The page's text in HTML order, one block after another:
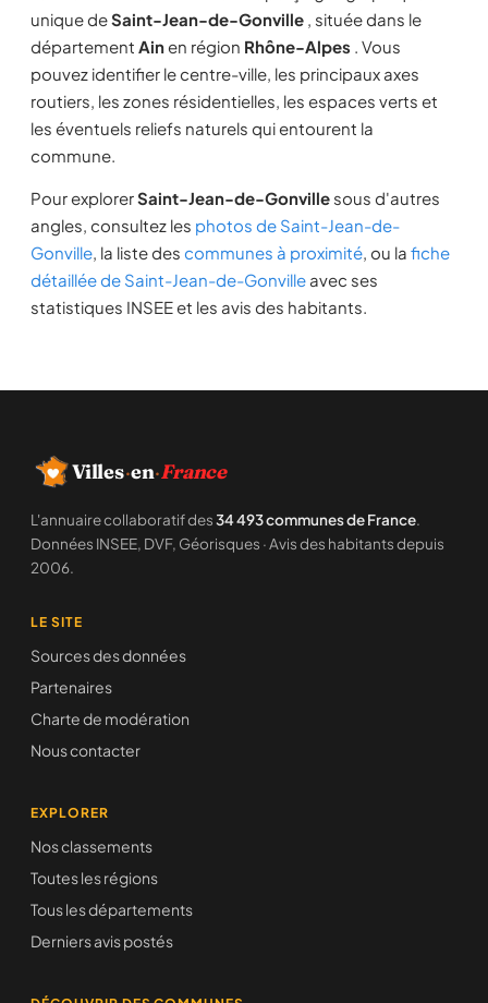
unique deSaint-Jean-de-Gonville , située dans le
département Ainen région Rhône-Alpes . Vous
pouvez identifier le centre-ville, les principaux axes
routiers, les zones résidentielles, les espaces verts et
les éventuels reliefs naturels qui entourent la
commune.
Pour explorerSaint-Jean-de-Gonville sous d'autres
angles, consultez les photos de Saint-Jean-de-
Gonville, la liste des communes à proximité, ou la fiche
détaillée de Saint-Jean-de-Gonville avec ses
statistiques INSEE et les avis des habitants.
Villes·en·France
L'annuaire collaboratif des34 493 communes de France.
Données INSEE, DVF, Géorisques · Avis des habitants depuis
2006.
LE SITE
Sources des données
Partenaires
Charte de modération
Nous contacter
EXPLORER
Nos classements
Toutes les régions
Tous les départements
Derniers avis postés